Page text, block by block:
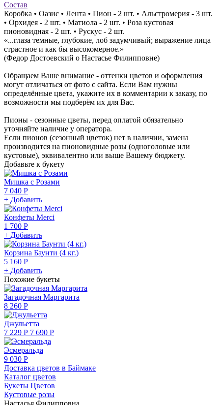
Состав
Коробка • Оазис • Лента • Пион - 2 шт. • Альстромерия - 3 шт.
• Орхидея - 2 шт. • Матиола - 2 шт. • Роза кустовая
пионовидная - 2 шт. • Рускус - 2 шт.
«...глаза темные, глубокие, лоб задумчивый; выражение лица
страстное и как бы высокомерное.»
(Федор Достоевский о Настасье Филипповне)
Обращаем Ваше внимание - оттенки цветов и оформления
могут отличаться от фото с сайта. Если Вам нужны
определённые цвета, укажите их в комментарии к заказу, по
возможности мы подберём их для Вас.
Пионы - сезонные цветы, перед оплатой обязательно
уточняйте наличие у оператора.
Если пионов (сезонный цветок) нет в наличии, замена
производится на пионовидные розы (одноголовые или
кустовые), эквивалентно или выше Вашему бюджету.
Добавьте к букету
Мишка с Розами
7 040 Р
+ Добавить
Конфеты Merci
1 700 Р
+ Добавить
Корзина Баунти (4 кг.)
5 160 Р
+ Добавить
Похожие букеты
Загадочная Маргарита
8 260 Р
Джульетта
7 229 Р 7 690 Р
Эсмеральда
9 030 Р
Доставка цветов в Баймаке
Каталог цветов
Букеты Цветов
Кустовые розы